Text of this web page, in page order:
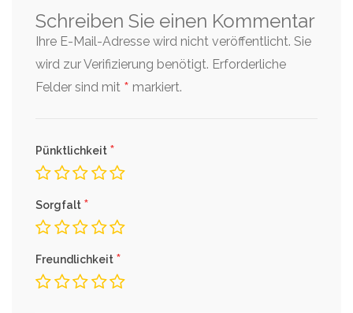
Schreiben Sie einen Kommentar
Ihre E-Mail-Adresse wird nicht veröffentlicht. Sie
wird zur Verifizierung benötigt. Erforderliche
Felder sind mit * markiert.
Pünktlichkeit *
Sorgfalt *
Freundlichkeit *